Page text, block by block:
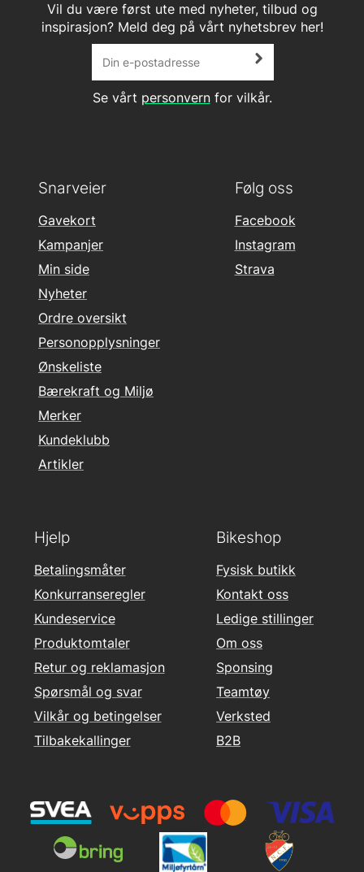
Vil du være først ute med nyheter, tilbud og
inspirasjon? Meld deg på vårt nyhetsbrev her!
Se vårt personvernfor vilkår.
Følg oss
Facebook
Instagram
Strava
Hjelp
Betalingsmåter
Konkurranseregler
Kundeservice
Produktomtaler
Retur og reklamasjon
Spørsmål og svar
Vilkår og betingelser
Tilbakekallinger
Snarveier
Gavekort
Kampanjer
Min side
Nyheter
Ordre oversikt
Personopplysninger
Ønskeliste
Bærekraft og Miljø
Merker
Kundeklubb
Artikler
Bikeshop
Fysisk butikk
Kontakt oss
Ledige stillinger
Om oss
Sponsing
Teamtøy
Verksted
B2B